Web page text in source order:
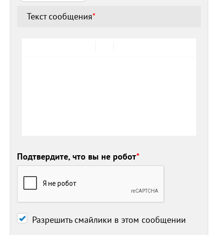
Текст сообщения*
Подтвердите, что вы не робот*
Разрешить смайлики в этом сообщении